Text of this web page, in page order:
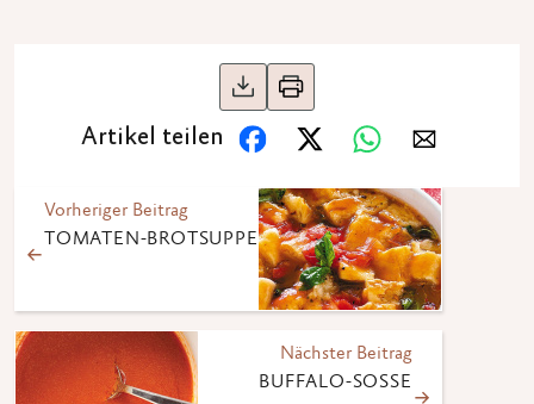
Artikel teilen
Vorheriger Beitrag
TOMATEN-BROTSUPPE
Nächster Beitrag
BUFFALO-SOSSE